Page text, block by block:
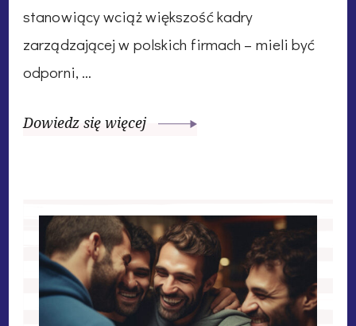
stanowiący wciąż większość kadry
zarządzającej w polskich firmach – mieli być
odporni, …
Dowiedz się więcej